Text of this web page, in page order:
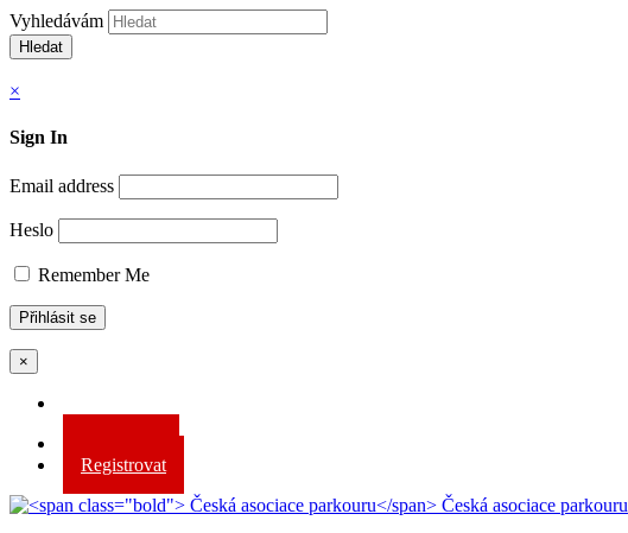
Vyhledávám
Hledat
×
Sign In
Email address
Heslo
Remember Me
×
Registrovat
Česká asociace parkouru